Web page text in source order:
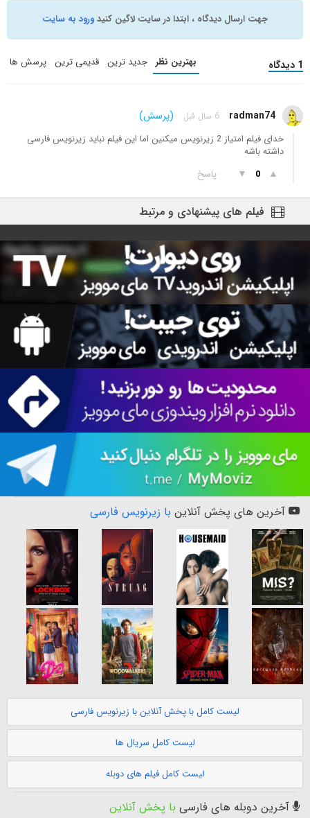
جهت ارسال دیدگاه ، ابتدا در سایت لاگین کنیدورود به سایت
1 دیدگاه بهترین نظر جدید ترین قدیمی ترین پرسش ها
radman74 6 سال قبل (پرسش)
خدای فیلم امتیاز 2 زیرنویس میکنین اما این فیلم نباید زیرنویس فارسی
داشته باشه
▲
0
▼ پاسخ
فیلم های پیشنهادی و مرتبط
آخرین های پخش آنلاین با زیرنویس فارسی
لیست کامل با پخش آنلاین با زیرنویس فارسی
لیست کامل سریال ها
لیست کامل فیلم های دوبله
آخرین دوبله های فارسی با پخش آنلاین